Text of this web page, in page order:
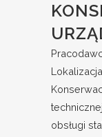
obsługi